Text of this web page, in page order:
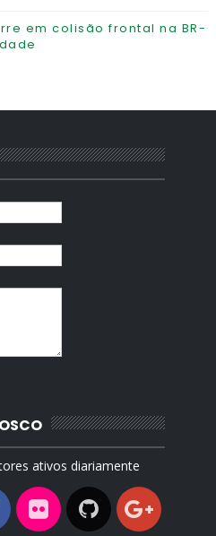
em colisão frontal na BR-
ativos diariamente